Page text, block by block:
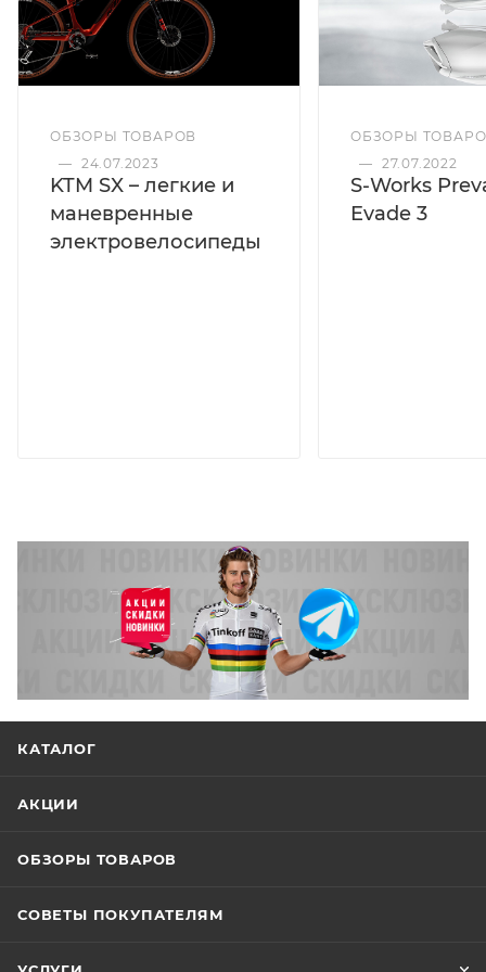
ОБЗОРЫ ТОВАРОВ
— 24.07.2023
KTM SX – легкие и
маневренные
электровелосипеды
ОБЗОРЫ
— 27.07.2022
S-Works
Evade 3
КАТАЛОГ
АКЦИИ
ОБЗОРЫ ТОВАРОВ
СОВЕТЫ ПОКУПАТЕЛЯМ